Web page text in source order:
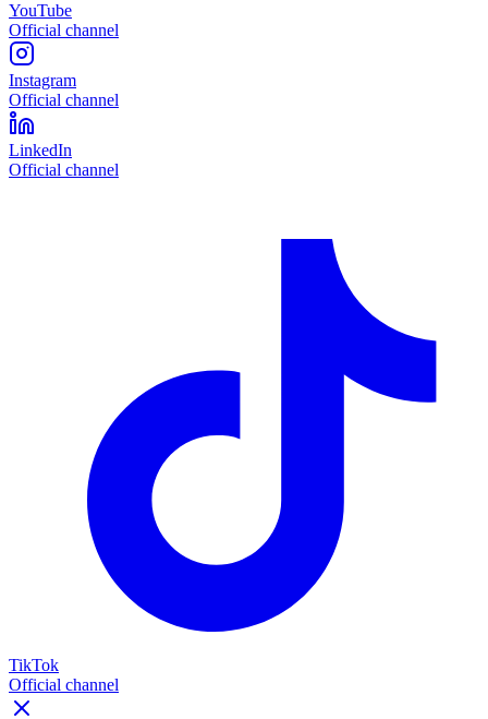
YouTube
Official channel
Instagram
Official channel
LinkedIn
Official channel
TikTok
Official channel